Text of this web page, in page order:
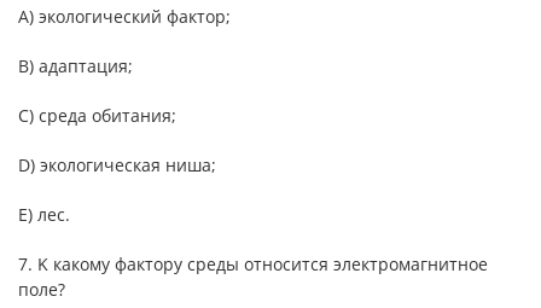
А) экологический фактор;
B) адаптация;
C) среда обитания;
D) экологическая ниша;
E) лес.
7. K какому фактору среды относится электромагнитное
поле?